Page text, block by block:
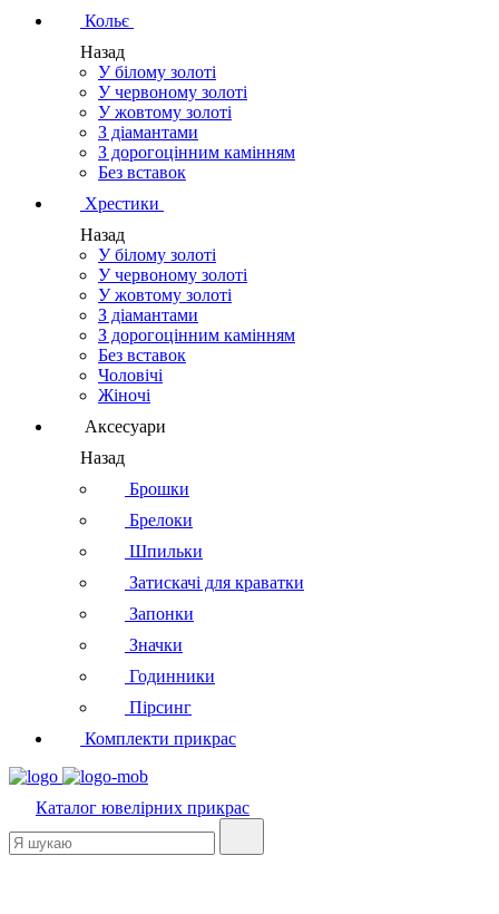
Кольє
Назад
У білому золоті
У червоному золоті
У жовтому золоті
З діамантами
З дорогоцінним камінням
Без вставок
Хрестики
Назад
У білому золоті
У червоному золоті
У жовтому золоті
З діамантами
З дорогоцінним камінням
Без вставок
Чоловічі
Жіночі
Аксесуари
Назад
Брошки
Брелоки
Шпильки
Затискачі для краватки
Запонки
Значки
Годинники
Пірсинг
Комплекти прикрас
Каталог ювелірних прикрас